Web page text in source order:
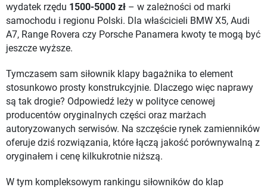
wydatek rzędu 1500-5000 zł – w zależności od marki
samochodu i regionu Polski. Dla właścicieli BMW X5, Audi
A7, Range Rovera czy Porsche Panamera kwoty te mogą być
jeszcze wyższe.
Tymczasem sam siłownik klapy bagażnika to element
stosunkowo prosty konstrukcyjnie. Dlaczego więc naprawy
są tak drogie? Odpowiedź leży w polityce cenowej
producentów oryginalnych części oraz marżach
autoryzowanych serwisów. Na szczęście rynek zamienników
oferuje dziś rozwiązania, które łączą jakość porównywalną z
oryginałem i cenę kilkukrotnie niższą.
W tym kompleksowym rankingu siłowników do klap